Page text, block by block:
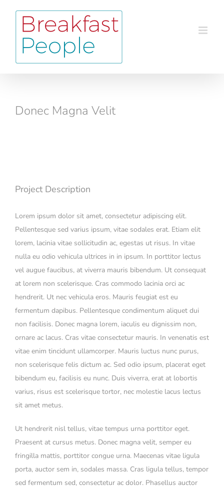
content
Donec Magna Velit
Project Description
Lorem ipsum dolor sit amet, consectetur adipiscing elit.
Pellentesque sed varius ipsum, vitae sodales erat. Etiam elit
lorem, lacinia vitae sollicitudin ac, egestas ut risus. In vitae
nulla eu odio vehicula ultrices in in ipsum. In porttitor lectus
vel augue faucibus, at viverra mauris bibendum. Ut consequat
at lorem non scelerisque. Cras commodo lacinia orci ac
hendrerit. Ut nec vehicula eros. Mauris feugiat est eu
fermentum dapibus. Pellentesque condimentum aliquet dui
non facilisis. Donec magna lorem, iaculis eu dignissim non,
ornare ac lacus. Cras vitae consectetur mauris. In venenatis est
vitae enim tincidunt ullamcorper. Mauris luctus nunc purus,
non scelerisque felis dictum ac. Sed odio ipsum, placerat eget
bibendum eu, facilisis eu nunc. Duis viverra, erat at lobortis
varius, risus est scelerisque tortor, nec molestie lacus lectus
sit amet metus.
Ut hendrerit nisl tellus, vitae tempus urna porttitor eget.
Praesent at cursus metus. Donec magna velit, semper eu
fringilla mattis, porttitor congue urna. Maecenas vitae ligula
porta, auctor sem in, sodales massa. Cras ligula tellus, tempor
sed fermentum sed, consectetur ac dolor. Phasellus auctor